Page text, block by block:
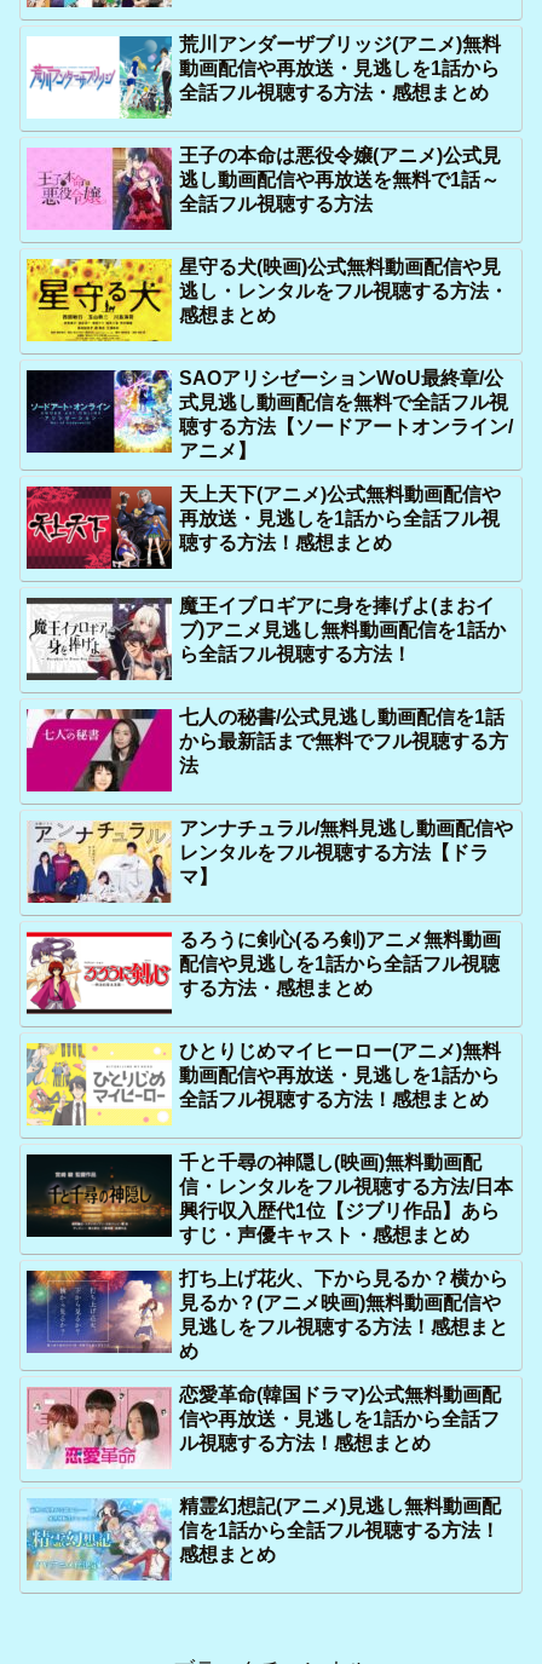
荒川アンダーザブリッジ(アニメ)無料
動画配信や再放送・見逃しを1話から
全話フル視聴する方法・感想まとめ
王子の本命は悪役令嬢(アニメ)公式見
逃し動画配信や再放送を無料で1話～
全話フル視聴する方法
星守る犬(映画)公式無料動画配信や見
逃し・レンタルをフル視聴する方法・
感想まとめ
SAOアリシゼーションWoU最終章/公
式見逃し動画配信を無料で全話フル視
聴する方法【ソードアートオンライン/
アニメ】
天上天下(アニメ)公式無料動画配信や
再放送・見逃しを1話から全話フル視
聴する方法！感想まとめ
魔王イブロギアに身を捧げよ(まおイ
ブ)アニメ見逃し無料動画配信を1話か
ら全話フル視聴する方法！
七人の秘書/公式見逃し動画配信を1話
から最新話まで無料でフル視聴する方
法
アンナチュラル/無料見逃し動画配信や
レンタルをフル視聴する方法【ドラ
マ】
るろうに剣心(るろ剣)アニメ無料動画
配信や見逃しを1話から全話フル視聴
する方法・感想まとめ
ひとりじめマイヒーロー(アニメ)無料
動画配信や再放送・見逃しを1話から
全話フル視聴する方法！感想まとめ
千と千尋の神隠し(映画)無料動画配
信・レンタルをフル視聴する方法/日本
興行収入歴代1位【ジブリ作品】あら
すじ・声優キャスト・感想まとめ
打ち上げ花火、下から見るか？横から
見るか？(アニメ映画)無料動画配信や
見逃しをフル視聴する方法！感想まと
め
恋愛革命(韓国ドラマ)公式無料動画配
信や再放送・見逃しを1話から全話フ
ル視聴する方法！感想まとめ
精霊幻想記(アニメ)見逃し無料動画配
信を1話から全話フル視聴する方法！
感想まとめ